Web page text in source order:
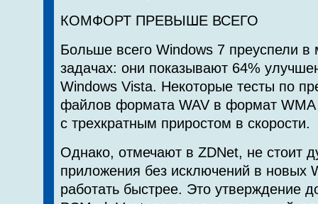
КОМФОРТ ПРЕВЫШЕ ВСЕГО
Больше всего Windows 7 преуспели в
задачах: они показывают 64%
Windows Vista. Некоторые тесты по
файлов формата WAV в формат
с трехкратным приростом в скорости.
Однако, отмечают в ZDNet, не стоит
приложения без исключений в новых
работать быстрее. Это утверждение